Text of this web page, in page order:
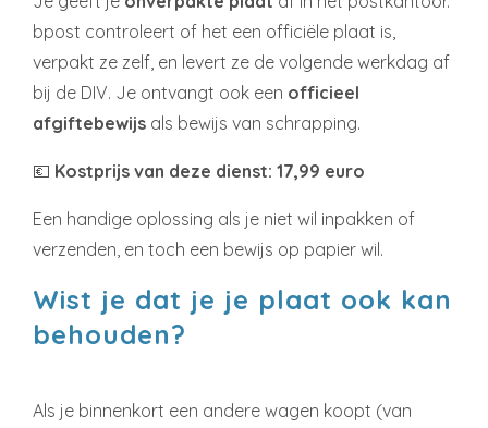
bpost controleert of het een officiële plaat is,
verpakt ze zelf, en levert ze de volgende werkdag af
bij de DIV. Je ontvangt ook een officieel
afgiftebewijs als bewijs van schrapping.
💶 Kostprijs van deze dienst: 17,99 euro
Een handige oplossing als je niet wil inpakken of
verzenden, en toch een bewijs op papier wil.
Wist je dat je je plaat ook kan
behouden?
Als je binnenkort een andere wagen koopt (van